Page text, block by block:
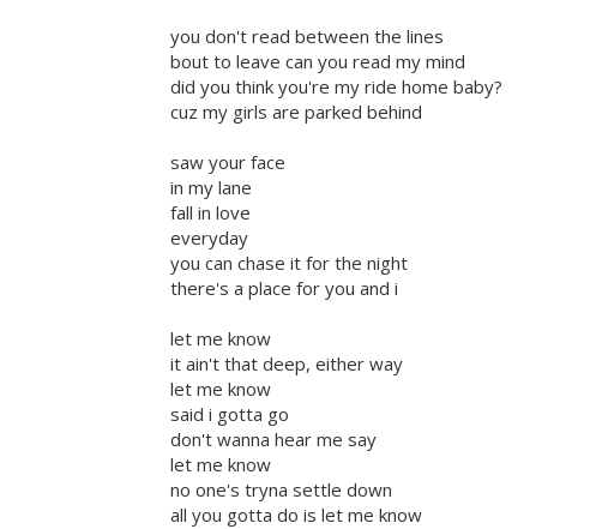
you don't read between the lines
bout to leave can you read my mind
did you think you're my ride home baby?
cuz my girls are parked behind
saw your face
in my lane
fall in love
everyday
you can chase it for the night
there's a place for you and i
let me know
it ain't that deep, either way
let me know
said i gotta go
don't wanna hear me say
let me know
no one's tryna settle down
all you gotta do is let me know